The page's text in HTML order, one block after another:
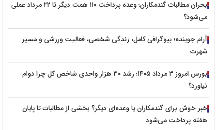
بحران مطالبات گندمکاران؛ وعده پرداخت ۱۱۰ همت دیگر تا ۲۲ مرداد عملی
می‌شود؟
آرام جوینده؛ بیوگرافی کامل، زندگی شخصی، فعالیت ورزشی و مسیر
شهرت
بورس امروز ۳ مرداد ۱۴۰۵؛ رشد ۳۰ هزار واحدی شاخص کل چرا دوام
نیاورد؟
خبر خوش برای گندمکاران یا وعده‌ای دیگر؟ بخشی از مطالبات تا پایان
هفته پرداخت می‌شود